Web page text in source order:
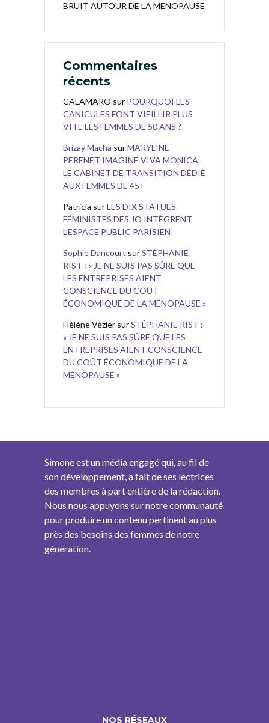
BRUIT AUTOUR DE LA MENOPAUSE
Commentaires
récents
CALAMARO sur POURQUOI LES
CANICULES FONT VIEILLIR PLUS
VITE LES FEMMES DE 50 ANS ?
Brizay Macha surMARYLINE
PERENET IMAGINE VIVA MONICA,
LE CABINET DE TRANSITION DÉDIÉ
AUX FEMMES DE 45+
Patricia surLES DIX STATUES
FÉMINISTES DES JO INTÈGRENT
L’ESPACE PUBLIC PARISIEN
Sophie Dancourt surSTÉPHANIE
RIST : « JE NE SUIS PAS SÛRE QUE
LES ENTREPRISES AIENT
CONSCIENCE DU COÛT
ÉCONOMIQUE DE LA MÉNOPAUSE »
Hélène Vézier surSTÉPHANIE RIST :
« JE NE SUIS PAS SÛRE QUE LES
ENTREPRISES AIENT CONSCIENCE
DU COÛT ÉCONOMIQUE DE LA
MÉNOPAUSE »
Simone est un média engagé qui, au fil de
son développement, a fait de ses lectrices
des membres à part entière de la rédaction.
Nous nous appuyons sur notre communauté
pour produire un contenu pertinent au plus
près des besoins des femmes de notre
génération.
NOS RÉSEAUX